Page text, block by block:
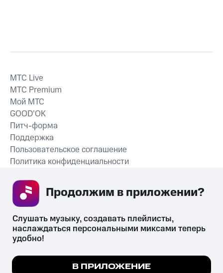
СКАЧАТЬ ПРИЛОЖЕНИЕ
MTС Live
MTС Premium
Мой МТС
GOOD’OK
Питч-форма
Поддержка
Пользовательское соглашение
Политика конфиденциальности
психотропных веществ, их аналогов причиняет вред здоровью,
их незаконный оборот запрещён и влечёт установленную
Мы используем куки, чтобы на сайте все
Слушать музыку, создавать плейлисты,
наслаждаться персональными миксами теперь
удобно!
В ПРИЛОЖЕНИЕ